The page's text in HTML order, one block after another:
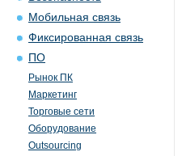
Мобильная связь
Фиксированная связь
ПО
Рынок ПК
Маркетинг
Торговые сети
Оборудование
Outsourcing